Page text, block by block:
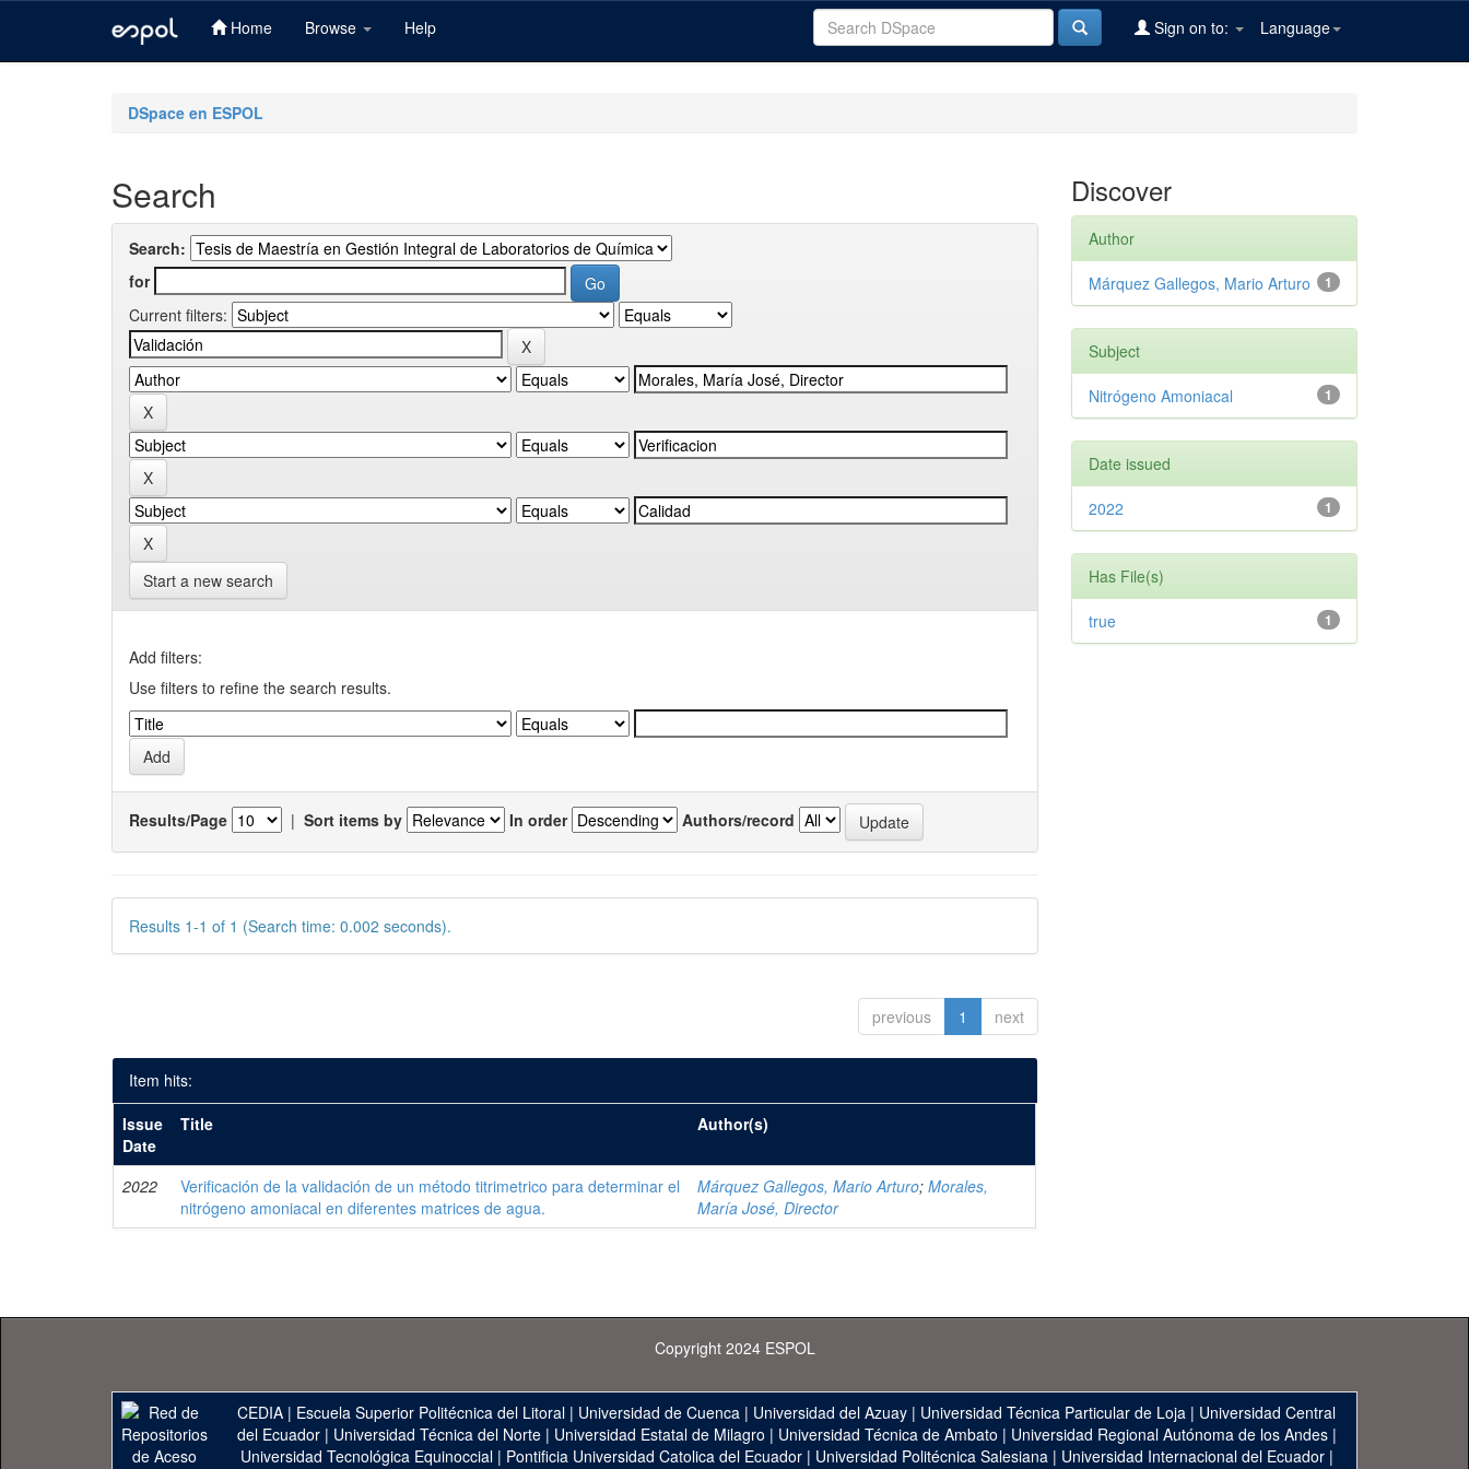
Home Browse Help Language
Sign on to:
DSpace en ESPOL
Search
Search:
for
Current filters:
Start a new search
Add filters:
Use filters to refine the search results.
Results/Page | Sort items by In order Authors/record
Results 1-1 of 1 (Search time: 0.002 seconds).
previous 1 next
Item hits:
Issue
Date
Title Author(s)
2022
Verificación de la validación de un método titrimetrico para determinar el
nitrógeno amoniacal en diferentes matrices de agua.
Márquez Gallegos, Mario Arturo;Morales,
María José, Director
Discover
Author
1
Márquez Gallegos, Mario Arturo
Subject
1
Nitrógeno Amoniacal
Date issued
1
2022
Has File(s)
1
true
Copyright 2024 ESPOL
CEDIA | Escuela Superior Politécnica del Litoral | Universidad de Cuenca | Universidad del Azuay | Universidad Técnica Particular de Loja | Universidad Central
del Ecuador| Universidad Técnica del Norte| Universidad Estatal de Milagro | Universidad Técnica de Ambato | Universidad Regional Autónoma de los Andes|
Universidad Tecnológica Equinoccial| Pontificia Universidad Catolica del Ecuador| Universidad Politécnica Salesiana| Universidad Internacional del Ecuador|